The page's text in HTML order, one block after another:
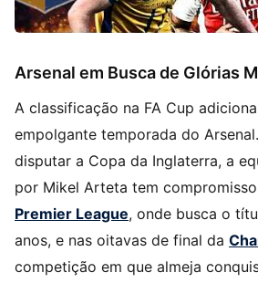
Arsenal em Busca de Glórias
A classificação na FA Cup
empolgante temporada do
disputar a Copa da Inglaterra, a
por Mikel Arteta tem
Premier League, onde busca o
anos, e nas oitavas de final da
competição em que almeja